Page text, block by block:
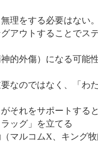
理をする必要はない
アウトすることでス
神的外傷）になる可能
要なのではなく、「わ
それをサポートする
ッグ」を立てる
マルコムX、キング